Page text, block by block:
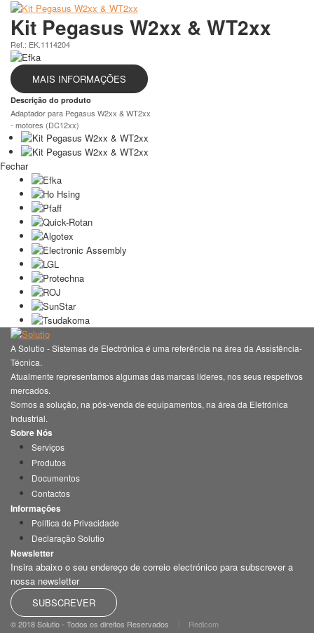
Kit Pegasus W2xx & WT2xx
Ref.: EK.1114204
MAIS INFORMAÇÕES
Descrição do produto
Adaptador para Pegasus W2xx & WT2xx
- motores (DC12xx)
Fechar
A Solutio - Sistemas de Electrónica é uma referência na área da Assistência-
Técnica.
Atualmente representamos algumas das marcas líderes, nos seus respetivos
mercados.
Somos a solução, na pós-venda de equipamentos, na área da Eletrónica
Industrial.
Sobre Nós
Serviços
Produtos
Documentos
Contactos
Informações
Política de Privacidade
Declaração Solutio
Newsletter
Insira abaixo o seu endereço de correio electrónico para subscrever a
nossa newsletter
SUBSCREVER
© 2018 Solutio - Todos os direitos Reservados Redicom